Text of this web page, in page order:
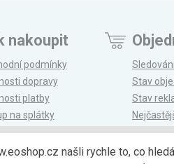
nakoupit
podmínky
dopravy
platby
na splátky
a vrácení
Stav
Stav
našli rychle to, co